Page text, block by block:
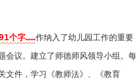
个字……作纳入了幼儿园工作的重要
会议。建立了师德师风领导小组。每
文件，学习《教师法》、《教育